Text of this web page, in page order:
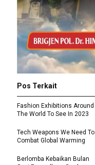
Pos Terkait
Fashion Exhibitions Around
The World To See In 2023
Tech Weapons We Need To
Combat Global Warming
Berlomba Kebaikan Bulan